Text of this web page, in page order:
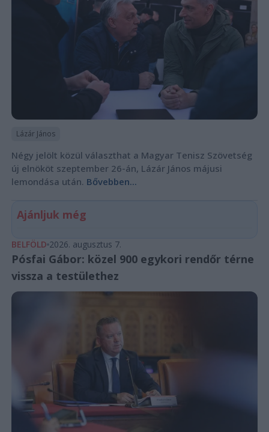
Lázár János
Négy jelölt közül választhat a Magyar Tenisz Szövetség
új elnököt szeptember 26-án, Lázár János májusi
lemondása után. Bővebben...
Ajánljuk még
BELFÖLD 2026. augusztus 7.
Pósfai Gábor: közel 900 egykori rendőr térne
vissza a testülethez